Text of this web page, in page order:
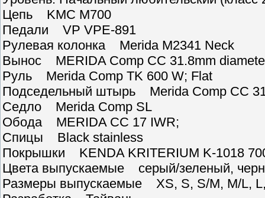
Цепь KMC M700
Педали VP VPE-891
Рулевая колонка Merida M2341 Neck
Вынос MERIDA Comp CC 31.8mm
Руль Merida Comp TK 600 W; Flat
Подседельный штырь Merida Comp CC
Седло Merida Comp SL
Обода MERIDA CC 17 IWR;
Спицы Black stainless
Покрышки KENDA KRITERIUM K-1018
Цвета выпускаемые серый/зеленый,
Размеры выпускаемые XS, S, S/M, M/L,